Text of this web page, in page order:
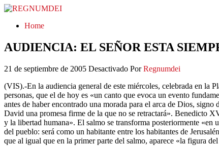
REGNUMDEI
Home
AUDIENCIA: EL SEÑOR ESTA
21 de septiembre de 2005 Desactivado Por Regnumdei
(VIS).-En la audiencia general de este miércoles, celebrada en la
personas, que el de hoy es «un canto que evoca un evento
antes de haber encontrado una morada para el arca de Dios,
David una promesa firme de la que no se retractará». Benedicto
y la libertad humana». El salmo se transforma posteriormente «en
del pueblo: será como un habitante entre los habitantes de
que al igual que en la primer parte del salmo, aparece «la figura